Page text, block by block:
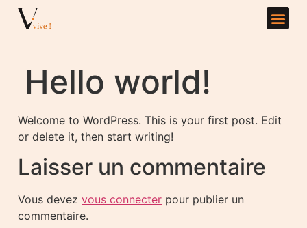
Hello world!
Welcome to WordPress. This is your first post. Edit
or delete it, then start writing!
Laisser un commentaire
Vous devez vous connecter pour publier un
commentaire.